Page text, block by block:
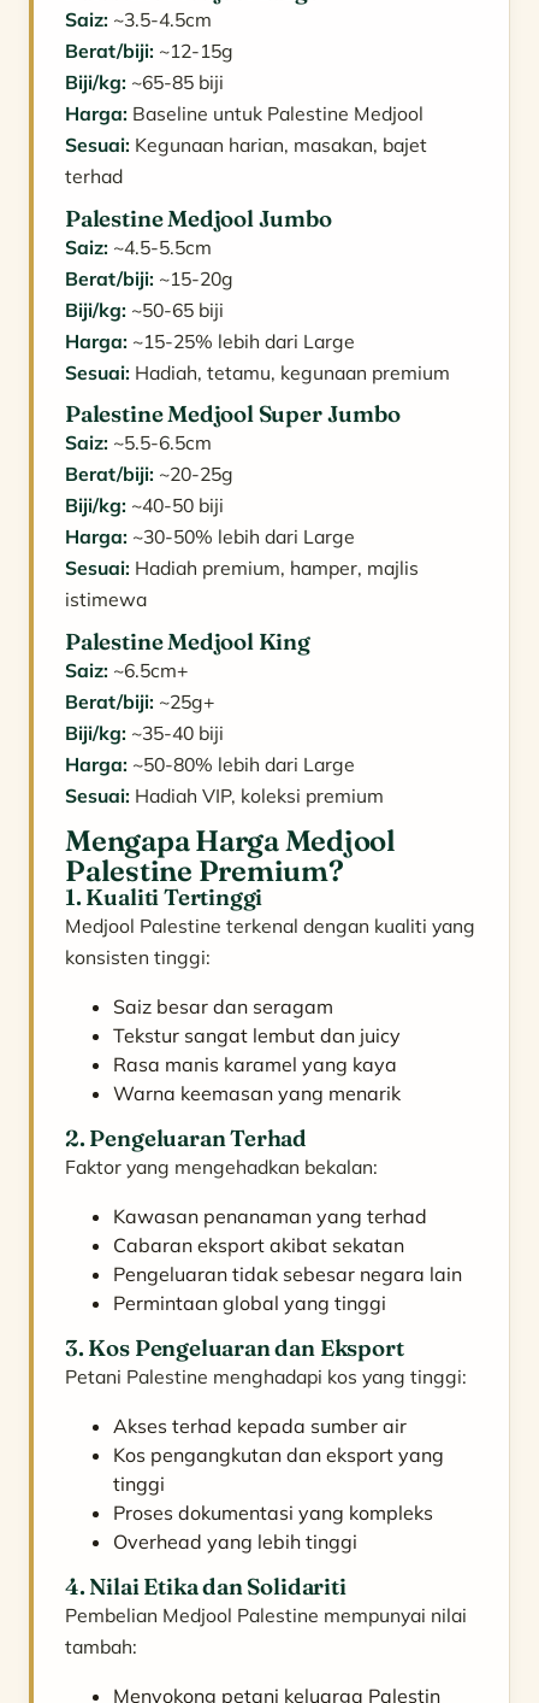
Saiz: ~3.5-4.5cm
Berat/biji: ~12-15g
Biji/kg: ~65-85 biji
Harga: Baseline untuk Palestine Medjool
Sesuai: Kegunaan harian, masakan, bajet
terhad
Palestine Medjool Jumbo
Saiz: ~4.5-5.5cm
Berat/biji: ~15-20g
Biji/kg: ~50-65 biji
Harga: ~15-25% lebih dari Large
Sesuai: Hadiah, tetamu, kegunaan premium
Palestine Medjool Super Jumbo
Saiz: ~5.5-6.5cm
Berat/biji: ~20-25g
Biji/kg: ~40-50 biji
Harga: ~30-50% lebih dari Large
Sesuai: Hadiah premium, hamper, majlis
istimewa
Palestine Medjool King
Saiz: ~6.5cm+
Berat/biji: ~25g+
Biji/kg: ~35-40 biji
Harga: ~50-80% lebih dari Large
Sesuai: Hadiah VIP, koleksi premium
Mengapa Harga Medjool
Palestine Premium?
1. Kualiti Tertinggi
Medjool Palestine terkenal dengan kualiti yang
konsisten tinggi:
Saiz besar dan seragam
Tekstur sangat lembut dan juicy
Rasa manis karamel yang kaya
Warna keemasan yang menarik
2. Pengeluaran Terhad
Faktor yang mengehadkan bekalan:
Kawasan penanaman yang terhad
Cabaran eksport akibat sekatan
Pengeluaran tidak sebesar negara lain
Permintaan global yang tinggi
3. Kos Pengeluaran dan Eksport
Petani Palestine menghadapi kos yang tinggi:
Akses terhad kepada sumber air
Kos pengangkutan dan eksport yang
tinggi
Proses dokumentasi yang kompleks
Overhead yang lebih tinggi
4. Nilai Etika dan Solidariti
Pembelian Medjool Palestine mempunyai nilai
tambah:
Menyokong petani keluarga Palestin